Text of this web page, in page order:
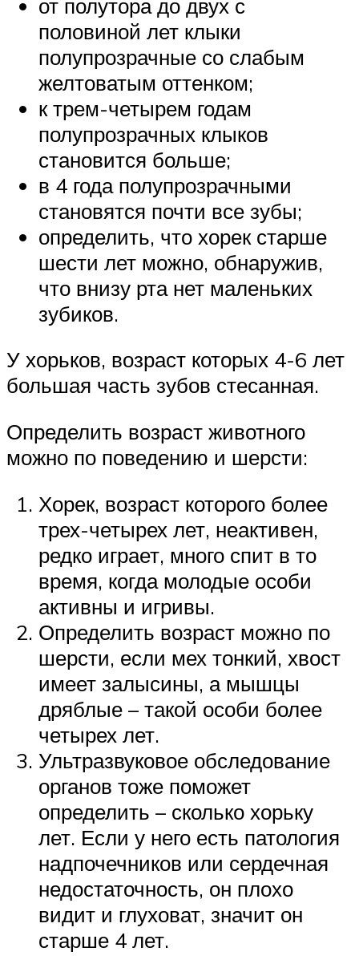
от полутора до двух с
половиной лет клыки
полупрозрачные со слабым
желтоватым оттенком;
к трем-четырем годам
полупрозрачных клыков
становится больше;
в 4 года полупрозрачными
становятся почти все зубы;
определить, что хорек старше
шести лет можно, обнаружив,
что внизу рта нет маленьких
зубиков.
У хорьков, возраст которых 4-6 лет
большая часть зубов стесанная.
Определить возраст животного
можно по поведению и шерсти:
Хорек, возраст которого более
трех-четырех лет, неактивен,
редко играет, много спит в то
время, когда молодые особи
активны и игривы.
Определить возраст можно по
шерсти, если мех тонкий, хвост
имеет залысины, а мышцы
дряблые – такой особи более
четырех лет.
Ультразвуковое обследование
органов тоже поможет
определить – сколько хорьку
лет. Если у него есть патология
надпочечников или сердечная
недостаточность, он плохо
видит и глуховат, значит он
старше 4 лет.